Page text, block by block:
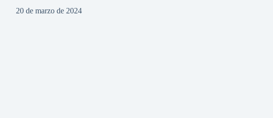
20 de marzo de 2024